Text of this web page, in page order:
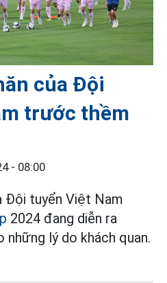
của Đội
trước thềm
- 08:00
Đội tuyển Việt Nam
2024 đang diễn ra
những lý do khách quan.